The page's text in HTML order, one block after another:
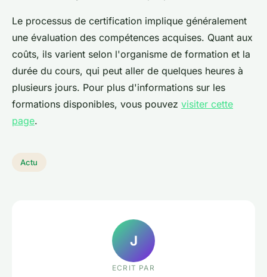
Le processus de certification implique généralement
une évaluation des compétences acquises. Quant aux
coûts, ils varient selon l'organisme de formation et la
durée du cours, qui peut aller de quelques heures à
plusieurs jours. Pour plus d'informations sur les
formations disponibles, vous pouvez visiter cette
page.
Actu
J
ECRIT PAR